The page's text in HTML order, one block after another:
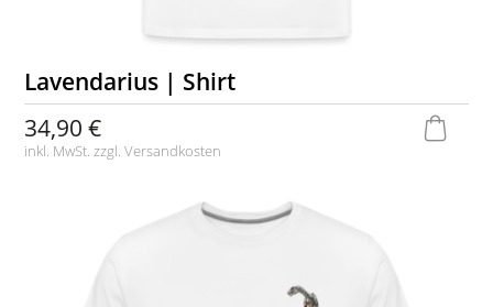
Lavendarius | Shirt
34,90 €
inkl. MwSt. zzgl.Versandkosten